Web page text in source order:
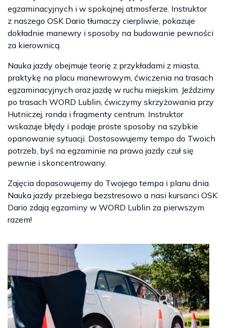
egzaminacyjnych i w spokojnej atmosferze. Instruktor
z naszego OSK Dario tłumaczy cierpliwie, pokazuje
dokładnie manewry i sposoby na budowanie pewności
za kierownicą.
Nauka jazdy obejmuje teorię z przykładami z miasta,
praktykę na placu manewrowym, ćwiczenia na trasach
egzaminacyjnych oraz jazdę w ruchu miejskim. Jeździmy
po trasach WORD Lublin, ćwiczymy skrzyżowania przy
Hutniczej, ronda i fragmenty centrum. Instruktor
wskazuje błędy i podaje proste sposoby na szybkie
opanowanie sytuacji. Dostosowujemy tempo do Twoich
potrzeb, byś na egzaminie na prawo jazdy czuł się
pewnie i skoncentrowany.
Zajęcia dopasowujemy do Twojego tempa i planu dnia.
Nauka jazdy przebiega bezstresowo a nasi kursanci OSK
Dario zdają egzaminy w WORD Lublin za pierwszym
razem!